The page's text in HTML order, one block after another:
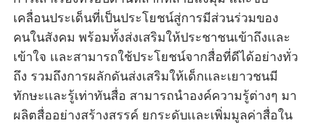
เคลื่อนประเด็นที่เป็นประโยชน์สู่การมีส่วนร่วมของ
คนในสังคม พร้อมทั้งส่งเสริมให้ประชาชนเข้าถึงเเละ
เข้าใจ เเละสามารถใช้ประโยชน์จากสื่อที่ดีได้อย่างทั่ว
ถึง รวมถึงการผลักดันส่งเสริมให้เด็กเเละเยาวชนมี
ทักษะเเละรู้เท่าทันสื่อ สามารถนําองค์ความรู้ต่างๆ มา
ผลิตสื่ออย่างสร้างสรรค์ ยกระดับเเละเพิ่มมูลค่าสื่อใน